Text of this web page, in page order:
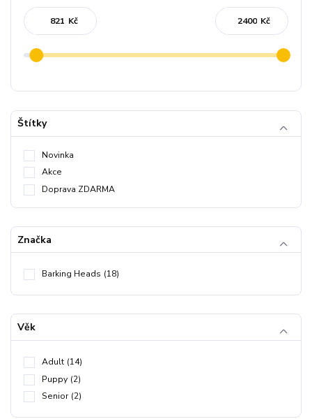
Kč Kč
Štítky
Novinka
Akce
Doprava ZDARMA
Značka
Barking Heads (18)
Věk
Adult (14)
Puppy (2)
Senior (2)